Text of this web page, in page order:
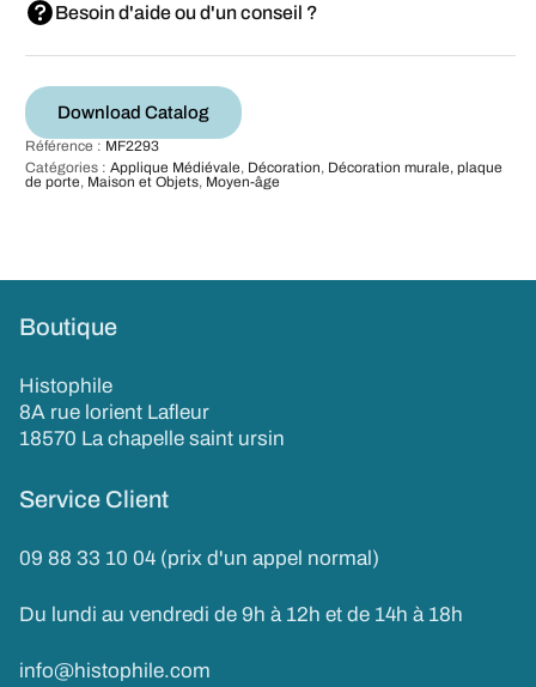
Besoin d'aide ou d'un conseil ?
Download Catalog
Référence : MF2293
Catégories : Applique Médiévale, Décoration, Décoration murale, plaque
de porte, Maison et Objets, Moyen-âge
Boutique
Histophile
8A rue lorient Lafleur
18570 La chapelle saint ursin
Service Client
09 88 33 10 04 (prix d'un appel normal)
Du lundi au vendredi de 9h à 12h et de 14h à 18h
info@histophile.com